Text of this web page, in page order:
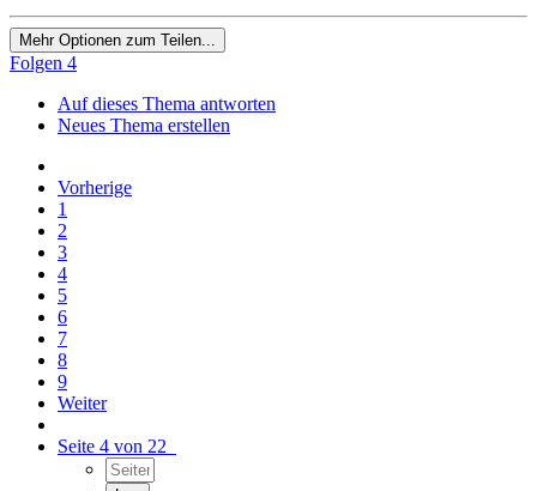
Mehr Optionen zum Teilen...
Folgen 4
Auf dieses Thema antworten
Neues Thema erstellen
Vorherige
1
2
3
4
5
6
7
8
9
Weiter
Seite 4 von 22